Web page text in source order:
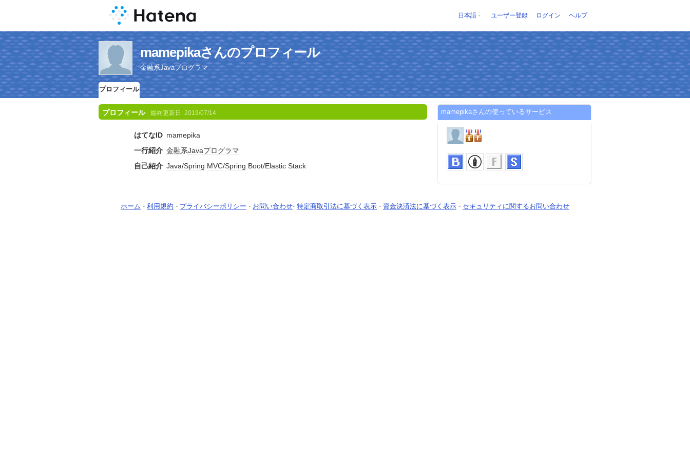
日本語 ユーザー登録 ログイン ヘルプ
mamepikaさんのプロフィール
金融系Javaプログラマ
プロフィール
プロフィール 最終更新日: 2019/07/14
はてなID mamepika
一行紹介 金融系Javaプログラマ
自己紹介 Java/Spring MVC/Spring Boot/Elastic Stack
mamepikaさんの使っているサービス
ホーム - 利用規約 - プライバシーポリシー - お問い合わせ- 特定商取引法に基づく表示 - 資金決済法に基づく表示 - セキュリティに関するお問い合わせ